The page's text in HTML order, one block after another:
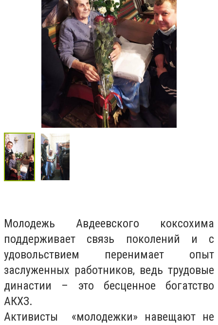
Молодежь Авдеевского коксохима
поддерживает связь поколений и с
удовольствием перенимает опыт
заслуженных работников, ведь трудовые
династии – это бесценное богатство
АКХЗ.
Активисты «молодежки» навещают не